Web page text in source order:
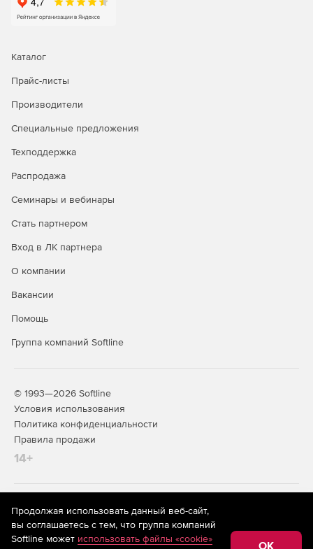
Защита Linux, обеспечивающая основные
возможности безопасности для клиентов Linux.
Каталог
Прайс-листы
Производители
Специальные предложения
Техподдержка
Распродажа
Семинары и вебинары
Стать партнером
Вход в ЛК партнера
О компании
Вакансии
Помощь
Группа компаний Softline
© 1993—2026 Softline
Условия использования
Политика конфиденциальности
Правила продажи
14+
На информационном ресурсе store.softline.ru применяются
рекомендательные технологии
(информационные технологии
предоставления информации на основе сбора,
систематизации и анализа сведений, относящихся к
Продолжая использовать данный веб-сайт,
вы соглашаетесь с тем, что группа компаний
Softline может использовать файлы «cookie»
OK